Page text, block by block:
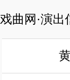
戏曲网·演出